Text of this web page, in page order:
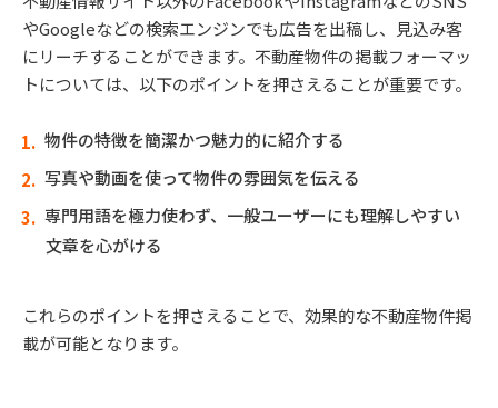
やGoogleなどの検索エンジンでも広告を出稿し、見込み客
にリーチすることができます。不動産物件の掲載フォーマッ
トについては、以下のポイントを押さえることが重要です。
物件の特徴を簡潔かつ魅力的に紹介する
写真や動画を使って物件の雰囲気を伝える
専門用語を極力使わず、一般ユーザーにも理解しやすい
文章を心がける
これらのポイントを押さえることで、効果的な不動産物件掲
載が可能となります。